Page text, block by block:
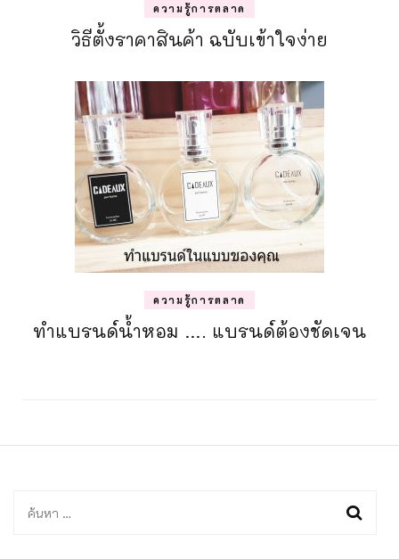
ความรู้การตลาด
วิธีตั้งราคาสินค้า ฉบับเข้าใจง่าย
ความรู้การตลาด
ทำแบรนด์น้ำหอม …. แบรนด์ต้องชัดเจน
ค้นหา